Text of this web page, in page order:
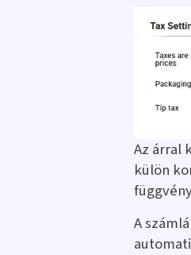
Az árral
külön
A